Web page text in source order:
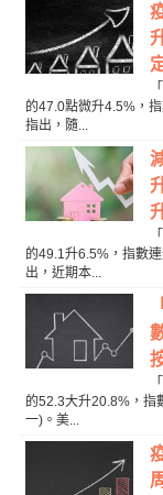
的47.0點微升4.5%，
指出，隨...
的49.1升6.5%，指數
出，近期本...
的52.3大升20.8%，指
一)。美...